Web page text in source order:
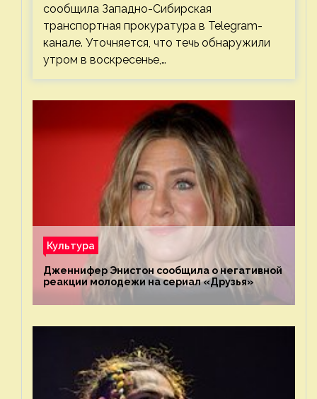
сообщила Западно-Сибирская
транспортная прокуратура в Telegram-
канале. Уточняется, что течь обнаружили
утром в воскресенье,…
Культура
Дженнифер Энистон сообщила о негативной
реакции молодежи на сериал «Друзья»